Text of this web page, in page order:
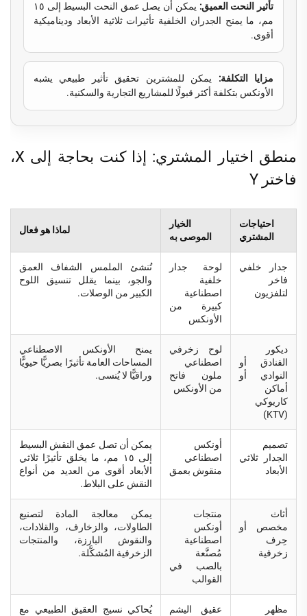
تأثير النحت العميق:
يمكن أن يصل عمق النحت البسيط إلى ١٥
مم، ما يمنح الجدران الخلفية تأثيرات ثلاثية الأبعاد وديناميكية
أقوى.
مزايا التكلفة: يمكن للمشترين تحقيق تأثير طبيعي يشبه
الأونكس بتكلفة أكثر قبولًا للمشاريع التجارية والسكنية.
منطق اختيار المشتري: إذا كنت بحاجة إلى X،
فاختر Y
احتياجات
المشتري
الخيار
الموصى به
لماذا هو فعال
جدار خلفي
فاخر
لتلفزيون
لوحة جدار
خلفية
اصطناعية
كبيرة من
الأونكس
تُنشئ الملمس الشفاف العمق
والجو، بينما يقلل تنسيق اللوح
الكبير من الوصلات.
ديكور
الفنادق أو
النوادي أو
أماكن
كاريوكي
(KTV)
لوح زخرفي
اصطناعي
ملون فاتح
من الأونكس
يمنح الأونكس الاصطناعي
المساحات العامة تأثيرًا بصريًّا حيويًّا
وراقيًّا لا يُنسى.
تصميم
الجدار ثلاثي
الأبعاد
أونكس
اصطناعي
منقوش بعمق
يمكن أن تصل عمق النقش البسيط
إلى ١٥ مم، ما يخلق تأثيرًا ثلاثي
الأبعاد أقوى من العديد من أنواع
النقش على البلاط.
أثاث
مخصص أو
حِرف
زخرفية
منتجات
أونكس
اصطناعية
مُصنَّعة
بالصب في
القوالب
يمكن معالجة المادة لتصنيع
الطاولات، والزخارف، والقلادات،
والنقوش البارزة، والمنتجات
الزخرفية المُشكَّلة.
مظهر
عقيق اليشم
يُحاكي نسيج العقيق الطبيعي مع